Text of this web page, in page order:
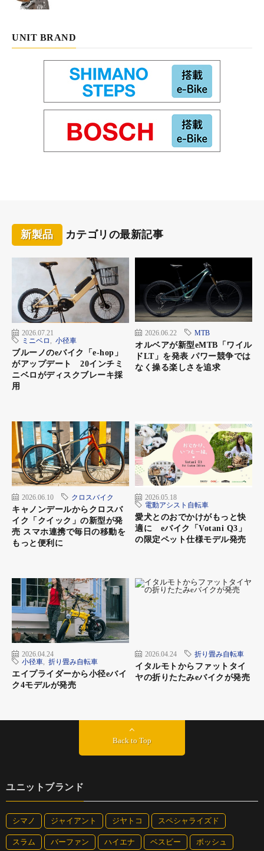
UNIT BRAND
新製品 カテゴリの最新記事
2026.07.21
ミニベロ
小径車
ブルーノのeバイク「e-hop」
がアップデート 20インチミ
ニベロがディスクブレーキ採
用
2026.06.22 MTB
オルベアが新型eMTB「ワイル
ドLT」を発表 パワー競争では
なく操る楽しさを追求
2026.06.10 クロスバイク
キャノンデールからクロスバ
イク「クイック」の新型が発
売 スマホ連携で毎日の移動を
もっと便利に
2026.05.18
電動アシスト自転車
愛犬とのおでかけがもっと快
適に eバイク「Votani Q3」
の限定ペット仕様モデル発売
2026.04.24
小径車
折り畳み自転車
エイプライダーから小径eバイ
ク4モデルが発売
2026.04.24 折り畳み自転車
イタルモトからファットタイ
ヤの折りたたみeバイクが発売
Back to Top
ユニットブランド
シマノ ジャイアント ジヤトコ スペシャライズド
スラム バーファン ハイエナ ベスビー ボッシュ